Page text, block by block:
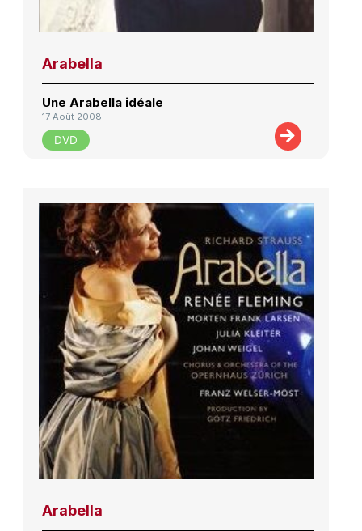
Arabella
Une Arabella idéale
17 Août 2008
DVD
Arabella